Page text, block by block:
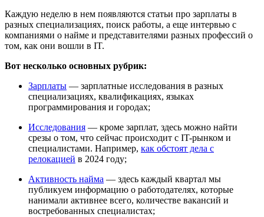
Каждую неделю в нем появляются статьи про зарплаты в
разных специализациях, поиск работы, а еще интервью с
компаниями о найме и представителями разных профессий о
том, как они вошли в IT.
Вот несколько основных рубрик:
Зарплаты — зарплатные исследования в разных
специализациях, квалификациях, языках
программирования и городах;
Исследования — кроме зарплат, здесь можно найти
срезы о том, что сейчас происходит с IT-рынком и
специалистами. Например, как обстоят дела с
релокацией в 2024 году;
Активность найма — здесь каждый квартал мы
публикуем информацию о работодателях, которые
нанимали активнее всего, количестве вакансий и
востребованных специалистах;